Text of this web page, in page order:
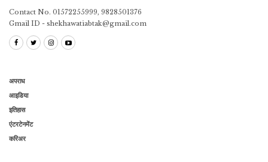
Contact No. 01572255999, 9828501376
Gmail ID - shekhawatiabtak@gmail.com
अपराध
आइडिया
इतिहास
एंटरटेनमेंट
करिअर